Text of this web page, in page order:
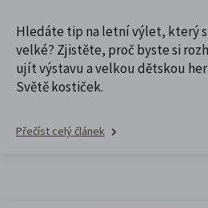
Hledáte tip na letní výlet, který
velké? Zjistěte, proč byste si
ujít výstavu a velkou dětskou
Světě kostiček.
Přečíst celý článek